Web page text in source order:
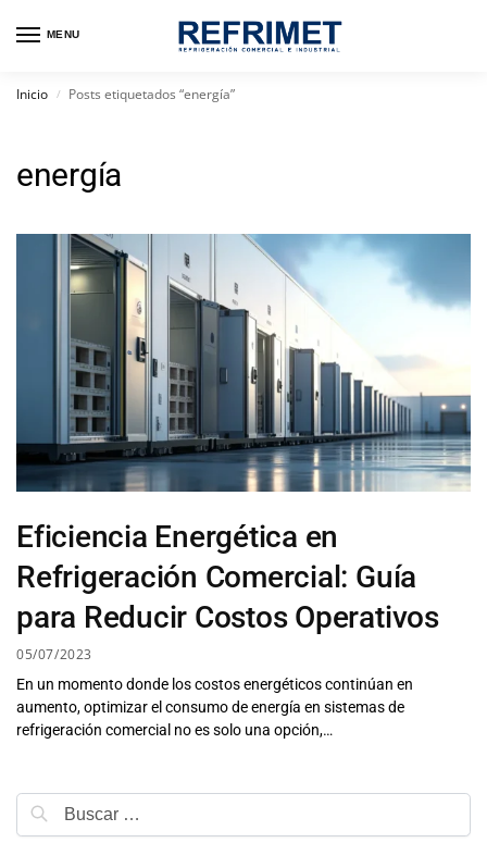
MENU
Inicio / Posts etiquetados “energía”
energía
Eficiencia Energética en
Refrigeración Comercial: Guía
para Reducir Costos Operativos
05/07/2023
En un momento donde los costos energéticos continúan en
aumento, optimizar el consumo de energía en sistemas de
refrigeración comercial no es solo una opción,…